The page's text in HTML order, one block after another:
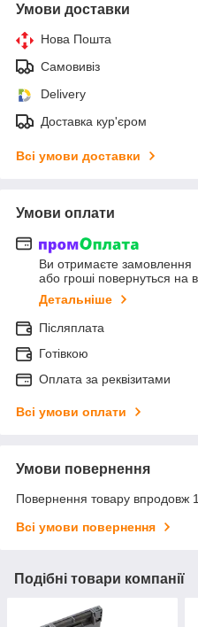
Умови доставки
Нова Пошта
Самовивіз
Delivery
Доставка кур'єром
Всі умови доставки
Умови оплати
Ви отримаєте замовлення
або гроші повернуться на
Детальніше
Післяплата
Готівкою
Оплата за реквізитами
Всі умови оплати
Умови повернення
Повернення товару впродовж
Всі умови повернення
Подібні товари компанії